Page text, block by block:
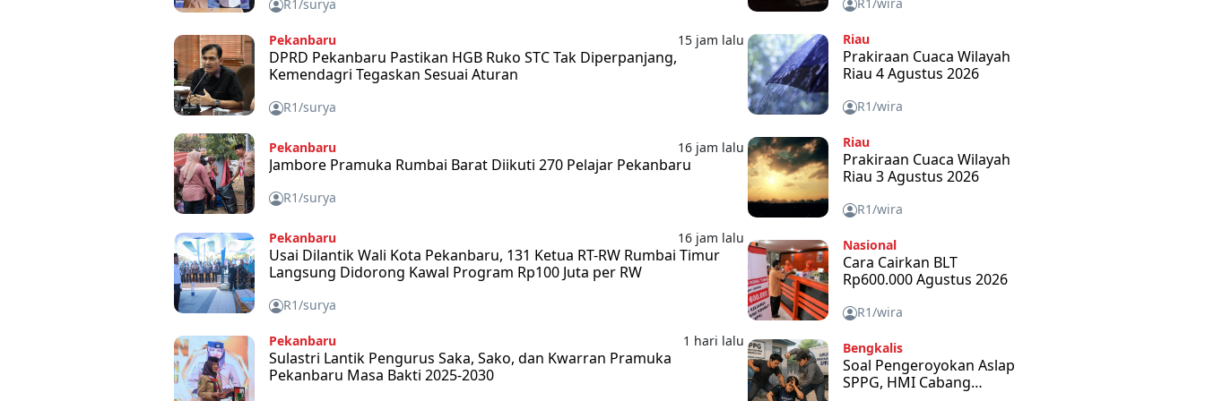
R1/surya
Pekanbaru 15 jam lalu
DPRD Pekanbaru Pastikan HGB Ruko STC Tak Diperpanjang,
Kemendagri Tegaskan Sesuai Aturan
R1/surya
Pekanbaru 16 jam lalu
Jambore Pramuka Rumbai Barat Diikuti 270 Pelajar Pekanbaru
R1/surya
Pekanbaru 16 jam lalu
Usai Dilantik Wali Kota Pekanbaru, 131 Ketua RT-RW Rumbai Timur
Langsung Didorong Kawal Program Rp100 Juta per RW
R1/surya
Pekanbaru 1 hari lalu
Sulastri Lantik Pengurus Saka, Sako, dan Kwarran Pramuka
Pekanbaru Masa Bakti 2025-2030
R1/wira
Riau
Prakiraan Cuaca Wilayah
Riau 4 Agustus 2026
R1/wira
Riau
Prakiraan Cuaca Wilayah
Riau 3 Agustus 2026
R1/wira
Nasional
Cara Cairkan BLT
Rp600.000 Agustus 2026
R1/wira
Bengkalis
Soal Pengeroyokan Aslap
SPPG, HMI Cabang